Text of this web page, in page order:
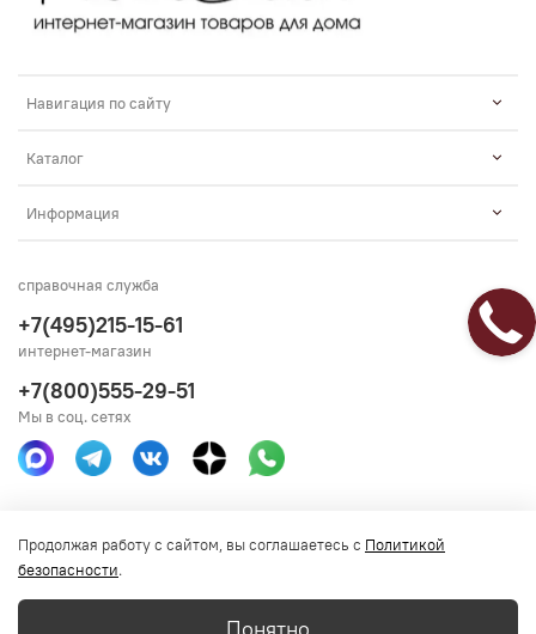
Навигация по сайту
Каталог
Информация
Получить консультацию
справочная служба
+7(495)215-15-61
интернет-магазин
+7(800)555-29-51
Мы в соц. сетях
Продолжая работу с сайтом, вы соглашаетесь с Политикой
безопасности.
Понятно